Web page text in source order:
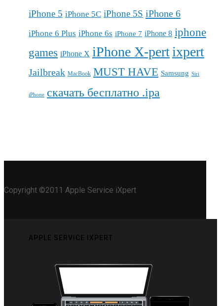
iPhone 5 iPhone 5C iPhone 5S iPhone 6
iPhone 6 Plus iPhone 6s iPhone 7 iPhone 8 iphone
games iPhone X iPhone X-pertixpert
Jailbreak MacBook MUST HAVE Samsung Siri
iPhone скачать бесплатно .ipa
Copyright ©2011 Apple Service iXpert
APPLE SERVICE IXPERT